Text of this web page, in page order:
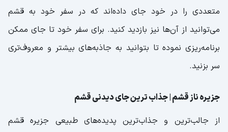
متعددی را در خود جای داده‌اند که در سفر خود به قشم
می‌توانید از آن‌ها نیز بازدید کنید. برای سفر خود تا جای ممکن
برنامه‌ریزی نموده تا بتوانید به جاذبه‌های بیشتر و معروف‌تری
سر بزنید.
جزیره ناز قشم | جذاب ترین جای دیدنی قشم
از جالب‌ترین و جذاب‌ترین پدیده‌های طبیعی جزیره قشم